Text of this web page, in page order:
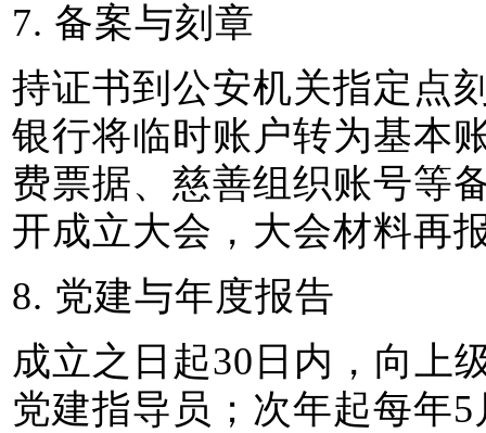
7. 备案与刻章
持证书到公安机关指定点
银行将临时账户转为基本
费票据、慈善组织账号等
开成立大会，大会材料再
8. 党建与年度报告
成立之日起30日内，向上
党建指导员；次年起每年